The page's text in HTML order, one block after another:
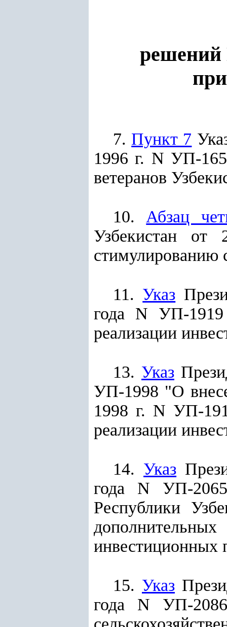
решений
7. Пункт 7
1996 г. N УП-
ветеранов
10. Абзац
Узбекистан
стимулированию
11. Указ
года N УП-1919
реализации
13. Указ
УП-1998 "О
1998 г. N УП-
реализации
14. Указ
года N УП-
Республики
инвестиционных
15. Указ
года N УП-